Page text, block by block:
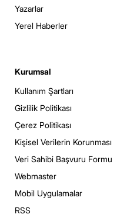
Yazarlar
Yerel Haberler
Kurumsal
Kullanım Şartları
Gizlilik Politikası
Çerez Politikası
Kişisel Verilerin Korunması
Veri Sahibi Başvuru Formu
Webmaster
Mobil Uygulamalar
RSS